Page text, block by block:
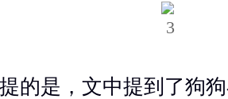
的是，文中提到了狗